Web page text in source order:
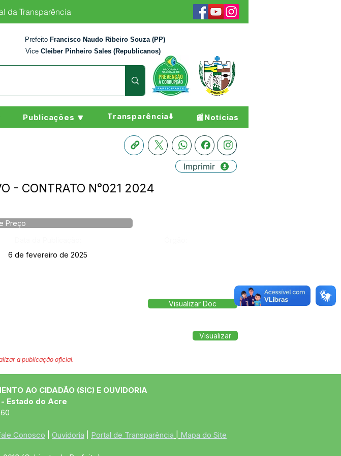
da Transparência
Prefeito Francisco Naudo Ribeiro Souza (PP)
Vice Cleiber Pinheiro Sales (Republicanos)
Publicações 🔽 Transparência⬇️ 📰Notícias
Imprimir
- CONTRATO N°021 2024
Preço
6 de fevereiro de 2025
Visualizar Doc
Visualizar
a publicação oficial.
AO CIDADÃO (SIC) E OUVIDORIA
Estado do Acre
Conosco Ouvidoria Portal de Transparência Mapa do Site